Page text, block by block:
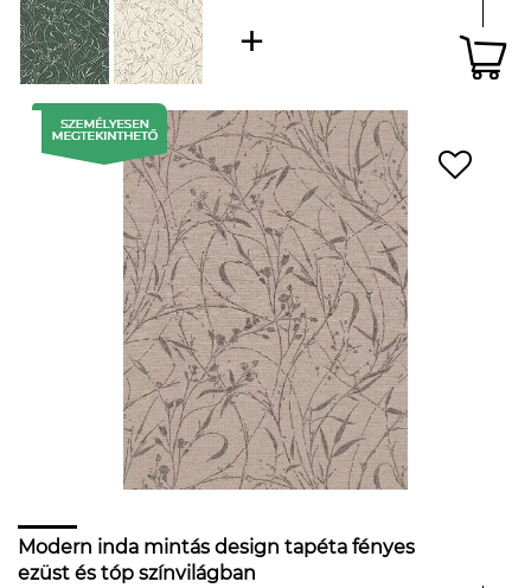
Modern inda mintás design tapéta fényes
ezüst és tóp színvilágban